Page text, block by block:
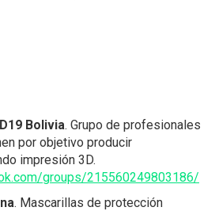
Bolivia. Grupo de profesionales
por objetivo producir
impresión 3D.
groups/215560249803186/
. Mascarillas de protección